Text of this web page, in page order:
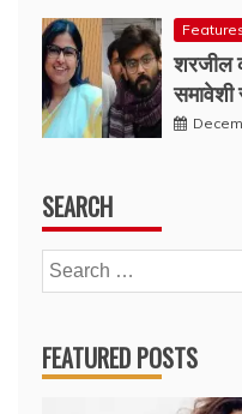
शरजील
समावेशी
SEARCH
Search
for:
FEATURED POSTS